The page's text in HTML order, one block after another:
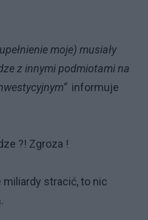
moje) musiały
z innymi podmiotami na
informuje
?! Zgroza !
miliardy stracić, to nic